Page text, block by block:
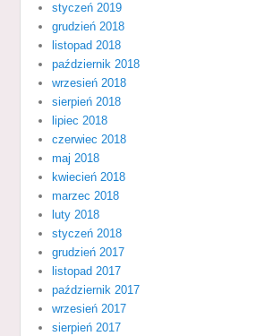
styczeń 2019
grudzień 2018
listopad 2018
październik 2018
wrzesień 2018
sierpień 2018
lipiec 2018
czerwiec 2018
maj 2018
kwiecień 2018
marzec 2018
luty 2018
styczeń 2018
grudzień 2017
listopad 2017
październik 2017
wrzesień 2017
sierpień 2017